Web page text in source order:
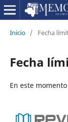
Inicio / Fecha
Fecha
En este